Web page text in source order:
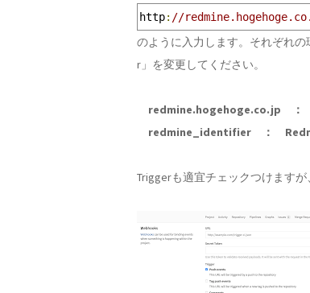
http: //
のように入力します。それぞれ
r」を変更してください。
redmine.hogehoge.co.jp ：
redmine_identifier ：
Triggerも適宜チェックつけます